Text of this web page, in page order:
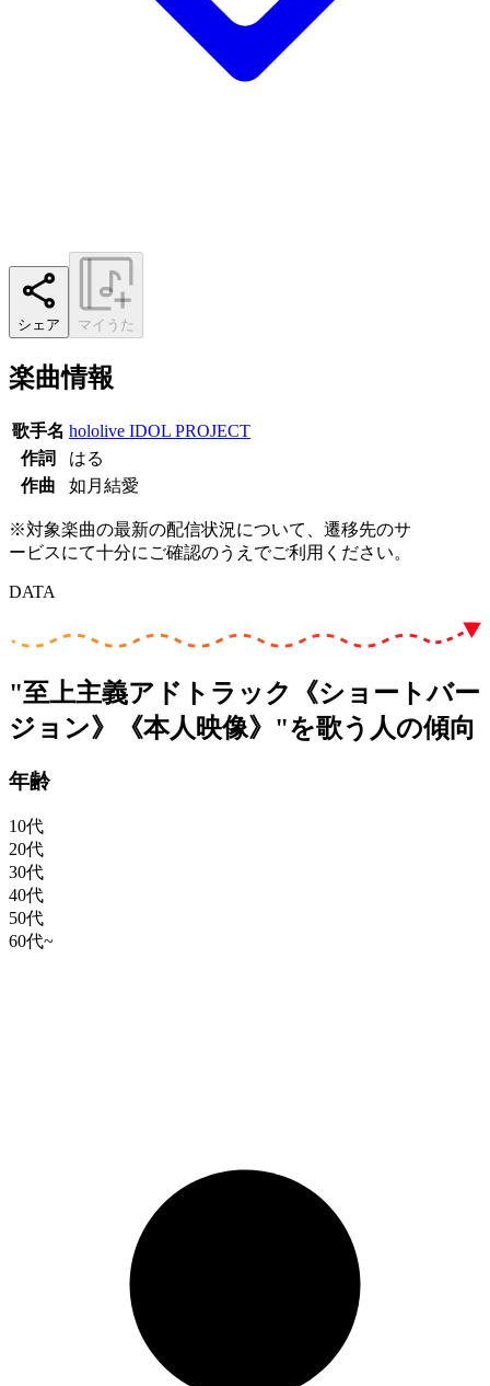
シェア マイうた
楽曲情報
歌手名 hololive IDOL PROJECT
作詞
はる
作曲
如月結愛
※対象楽曲の最新の配信状況について、遷移先のサ
ービスにて十分にご確認のうえでご利用ください。
DATA
"至上主義アドトラック《ショートバー
ジョン》《本人映像》"を歌う人の傾向
年齢
10代
20代
30代
40代
50代
60代~